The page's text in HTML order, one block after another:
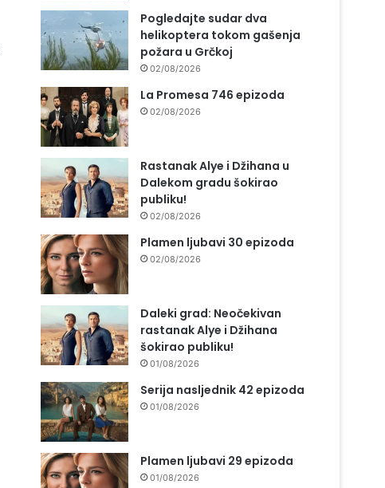
Pogledajte sudar dva
helikoptera tokom gašenja
požara u Grčkoj
02/08/2026
La Promesa 746 epizoda
02/08/2026
Rastanak Alye i Džihana u
Dalekom gradu šokirao
publiku!
02/08/2026
Plamen ljubavi 30 epizoda
02/08/2026
Daleki grad: Neočekivan
rastanak Alye i Džihana
šokirao publiku!
01/08/2026
Serija nasljednik 42 epizoda
01/08/2026
Plamen ljubavi 29 epizoda
01/08/2026